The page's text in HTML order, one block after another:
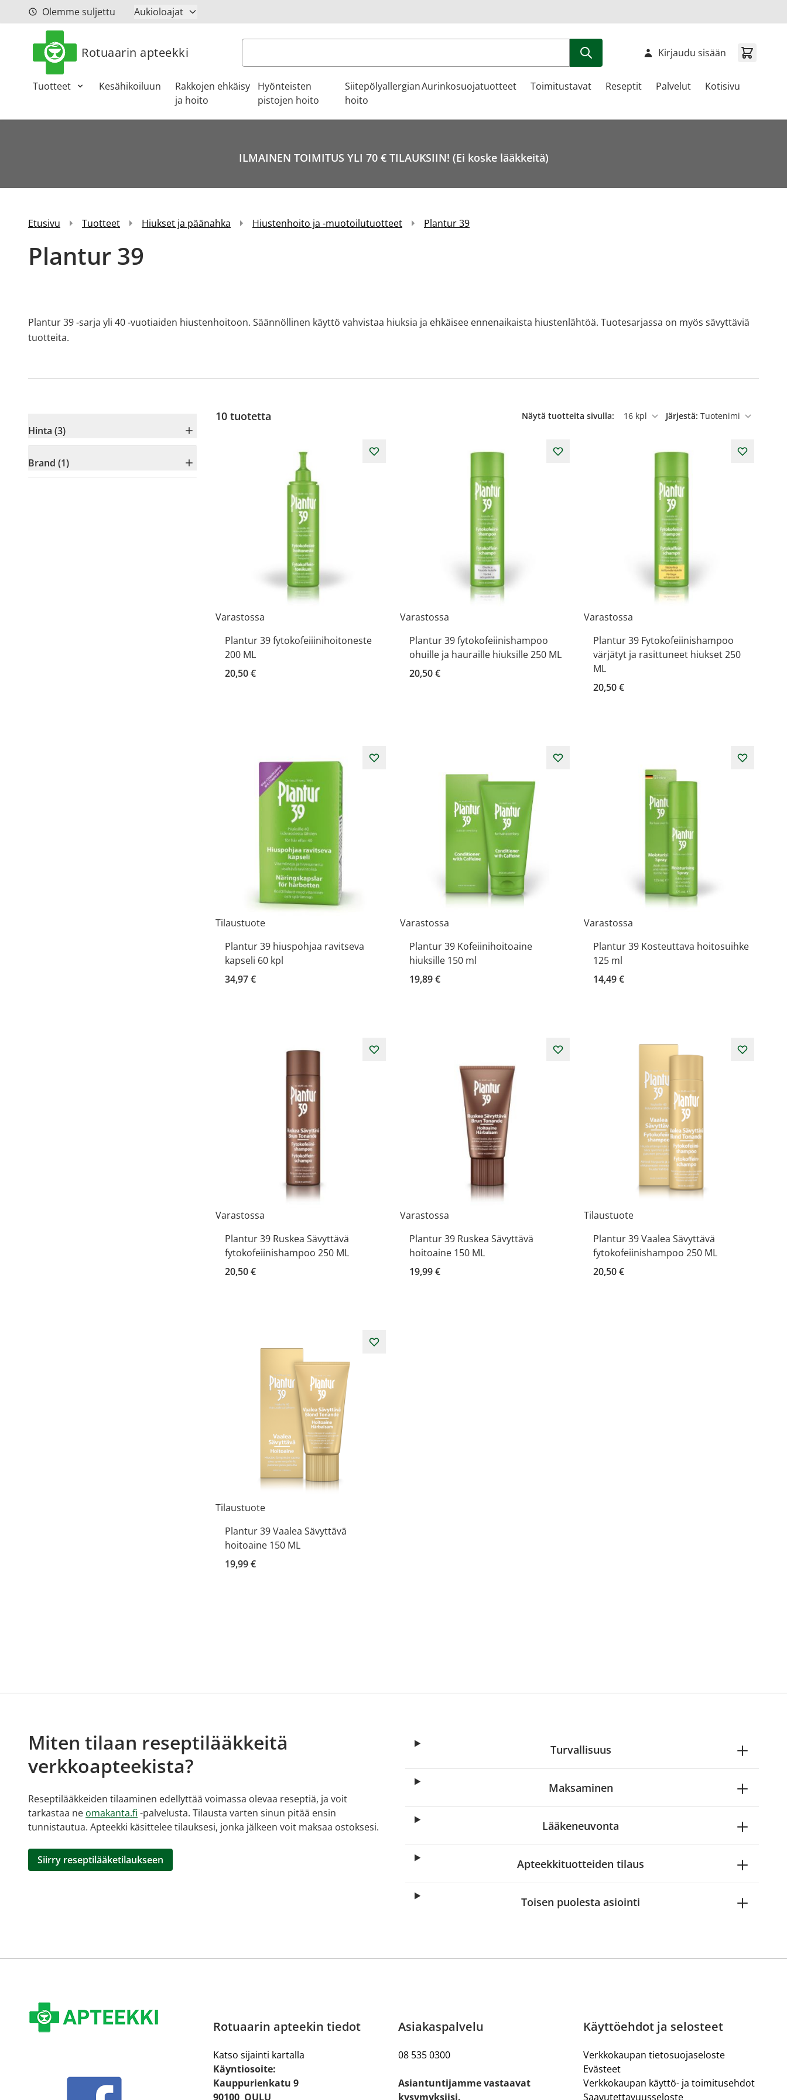
Siirry sisältöönOlemme suljettu Aukioloajat
Rotuaarin apteekki Haku
Tuotteet Kesähikoiluun
Rakkojen ehkäisy
ja hoito
Hyönteisten
pistojen hoito
Siitepölyallergian
hoito
Aurinkosuojatuotteet Toimitustavat Reseptit Palvelut Kotisivu
Kirjaudu sisään
ILMAINEN TOIMITUS YLI 70 € TILAUKSIIN! (Ei koske lääkkeitä)
Etusivu Tuotteet Hiukset ja päänahka Hiustenhoito ja -muotoilutuotteet Plantur 39
Plantur 39
Plantur 39 -sarja yli 40 -vuotiaiden hiustenhoitoon. Säännöllinen käyttö vahvistaa hiuksia ja ehkäisee ennenaikaista hiustenlähtöä. Tuotesarjassa on myös sävyttäviä
tuotteita.
Hinta (3)
Brand (1)
10 tuotetta Näytä tuotteita sivulla:
per sivu
Järjestä:
Varastossa
Plantur 39 fytokofeiiinihoitoneste
200 ML
20,50 €
Varastossa
Plantur 39 fytokofeiinishampoo
ohuille ja hauraille hiuksille 250 ML
20,50 €
Varastossa
Plantur 39 Fytokofeiinishampoo
värjätyt ja rasittuneet hiukset 250
ML
20,50 €
Tilaustuote
Plantur 39 hiuspohjaa ravitseva
kapseli 60 kpl
34,97 €
Varastossa
Plantur 39 Kofeiinihoitoaine
hiuksille 150 ml
19,89 €
Varastossa
Plantur 39 Kosteuttava hoitosuihke
125 ml
14,49 €
Varastossa
Plantur 39 Ruskea Sävyttävä
fytokofeiinishampoo 250 ML
20,50 €
Varastossa
Plantur 39 Ruskea Sävyttävä
hoitoaine 150 ML
19,99 €
Tilaustuote
Plantur 39 Vaalea Sävyttävä
fytokofeiinishampoo 250 ML
20,50 €
Tilaustuote
Plantur 39 Vaalea Sävyttävä
hoitoaine 150 ML
19,99 €
Miten tilaan reseptilääkkeitä
verkkoapteekista?
Reseptilääkkeiden tilaaminen edellyttää voimassa olevaa reseptiä, ja voit
tarkastaa ne omakanta.fi -palvelusta. Tilausta varten sinun pitää ensin
tunnistautua. Apteekki käsittelee tilauksesi, jonka jälkeen voit maksaa ostoksesi.
Siirry reseptilääketilaukseen
Turvallisuus
Maksaminen
Lääkeneuvonta
Apteekkituotteiden tilaus
Toisen puolesta asiointi
Rotuaarin apteekin tiedot
Katso sijainti kartalla
Käyntiosoite:
Kauppurienkatu 9
90100 OULU
Asiakaspalvelu
08 535 0300
Asiantuntijamme vastaavat
kysymyksiisi.
Käyttöehdot ja selosteet
Verkkokaupan tietosuojaseloste
Evästeet
Verkkokaupan käyttö- ja toimitusehdot
Saavutettavuusseloste